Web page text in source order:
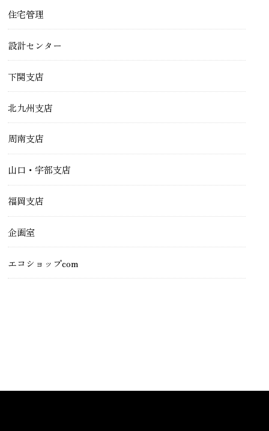
住宅管理
設計センター
下関支店
北九州支店
周南支店
山口・宇部支店
福岡支店
企画室
エコショップcom